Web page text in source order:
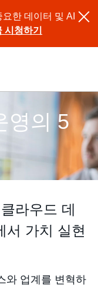
한 데이터 및 AI
시청하기
영의 5
라우드 데
서 가치 실현
와 업계를 변혁하